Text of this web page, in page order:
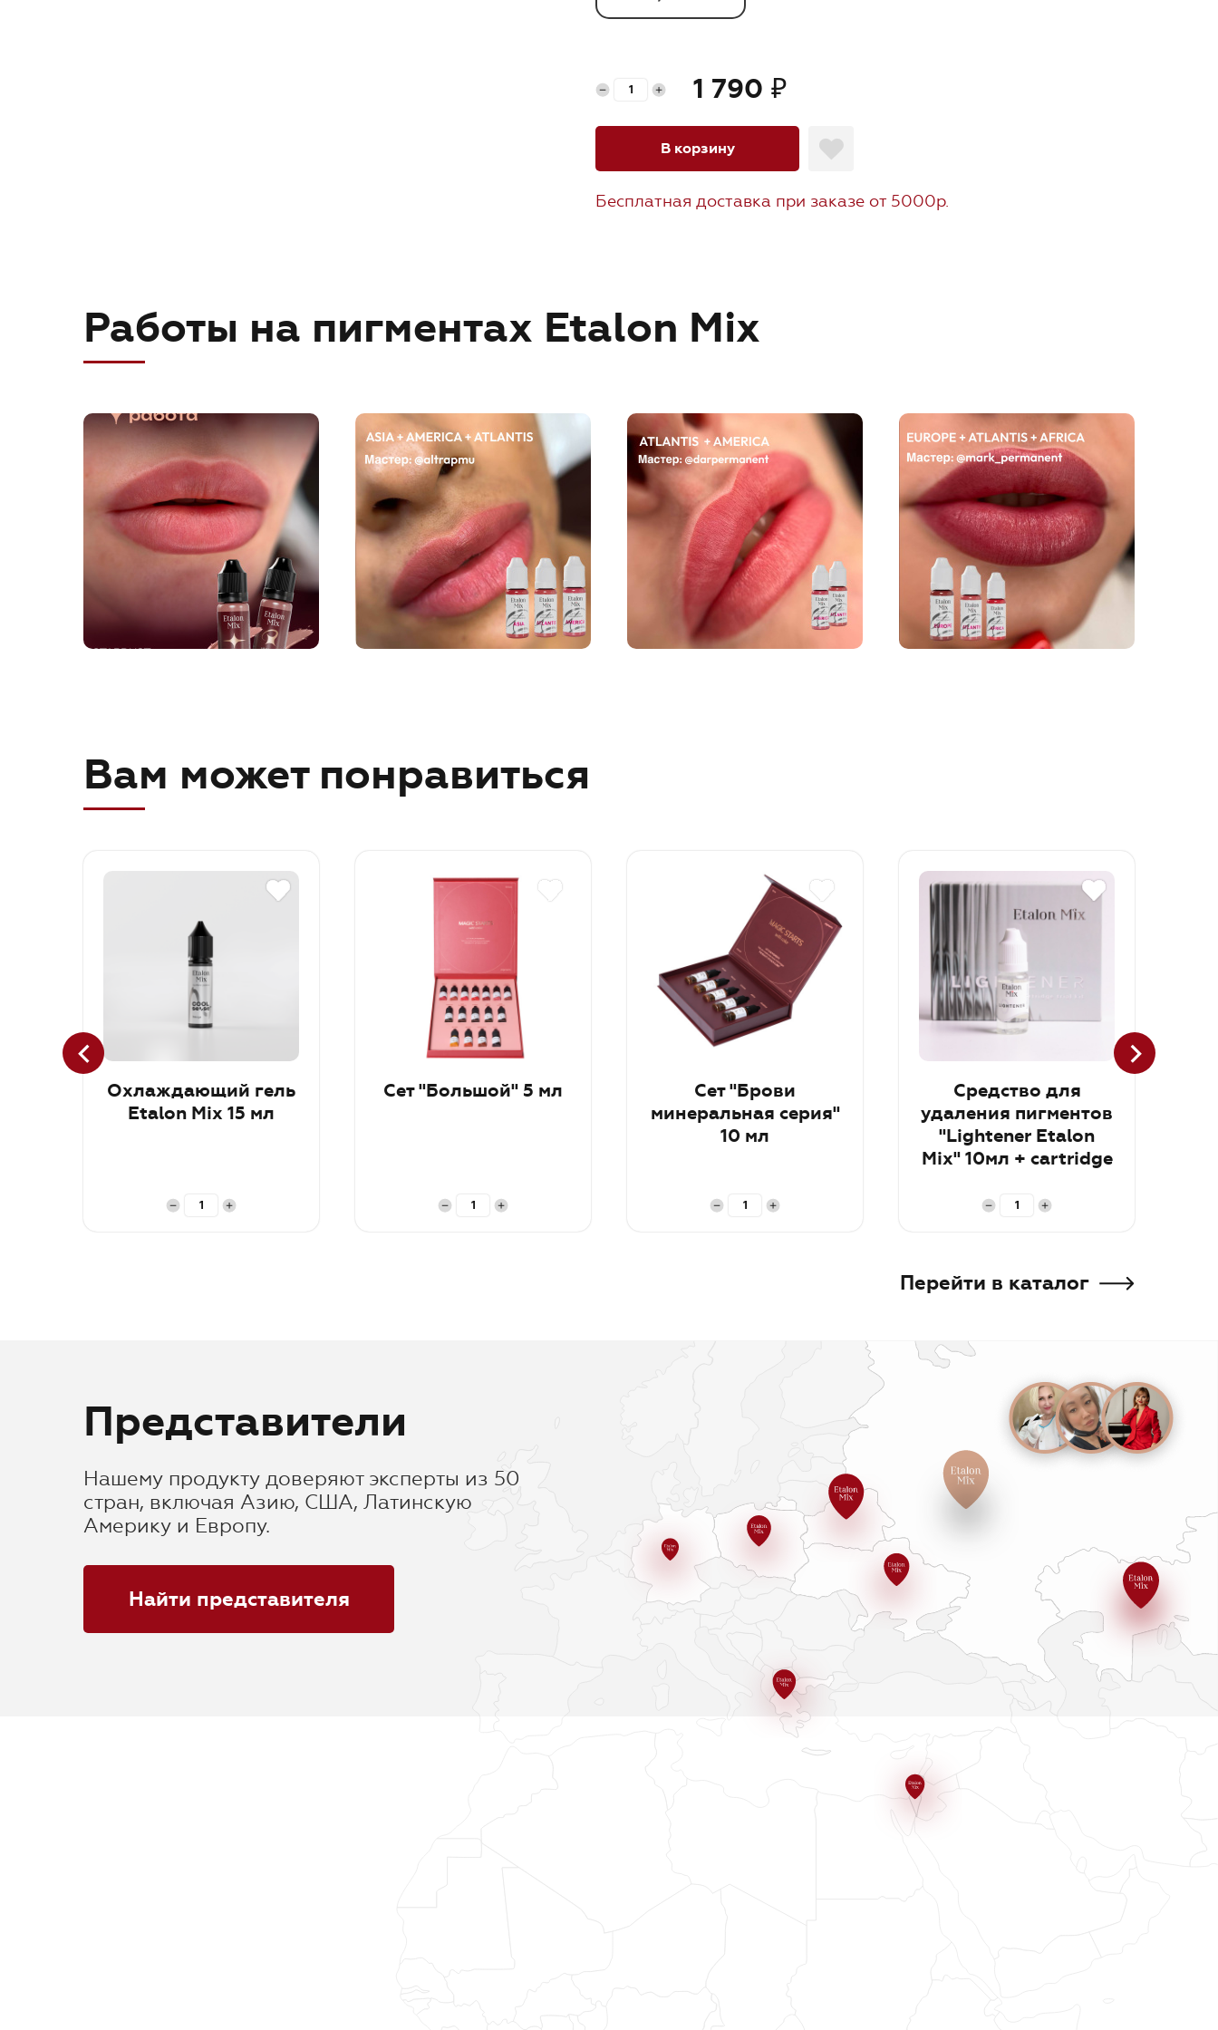
1 790 ₽
В корзину
Бесплатная доставка при заказе от 5000р.
Работы на пигментах Etalon Mix
Вам может понравиться
Охлаждающий гель
Etalon Mix 15 мл
Сет "Большой" 5 мл
Сет "Брови
минеральная серия"
10 мл
Средство для
удаления пигментов
"Lightener Etalon
Mix" 10мл + cartridge
Перейти в каталог
Представители
Нашему продукту доверяют эксперты из 50
стран, включая Азию, США, Латинскую
Америку и Европу.
Найти представителя